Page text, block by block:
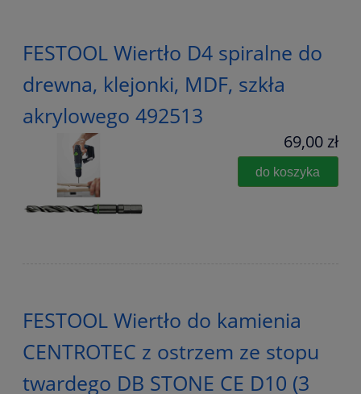
FESTOOL Wiertło D4 spiralne do
drewna, klejonki, MDF, szkła
akrylowego 492513
69,00 zł
do koszyka
FESTOOL Wiertło do kamienia
CENTROTEC z ostrzem ze stopu
twardego DB STONE CE D10 (3